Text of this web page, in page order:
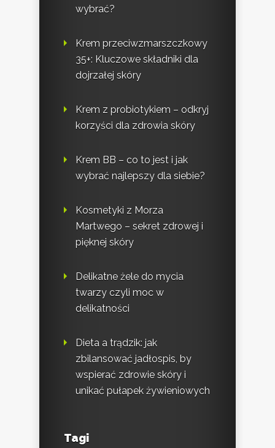
wybrać?
Krem przeciwzmarszczkowy
35+: Kluczowe składniki dla
dojrzałej skóry
Krem z probiotykiem – odkryj
korzyści dla zdrowia skóry
Krem BB – co to jest i jak
wybrać najlepszy dla siebie?
Kosmetyki z Morza
Martwego – sekret zdrowej i
pięknej skóry
Delikatne żele do mycia
twarzy czyli moc w
delikatności
Dieta a trądzik: jak
zbilansować jadłospis, by
wspierać zdrowie skóry i
unikać pułapek żywieniowych
Tagi